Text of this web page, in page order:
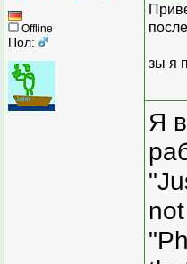
Offline
Пол:
зы я
Я